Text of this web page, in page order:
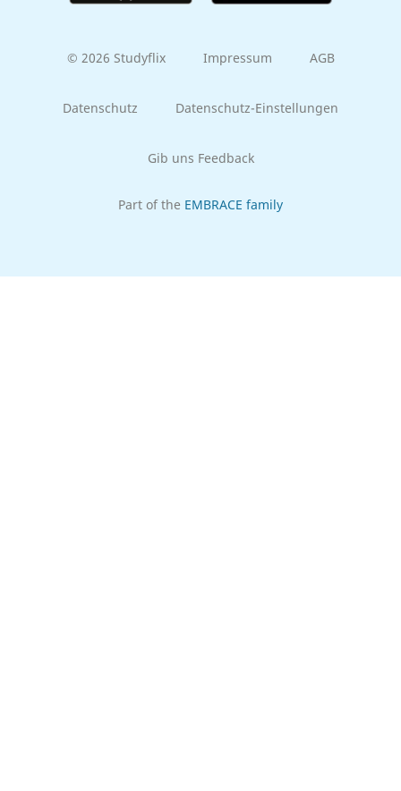
© 2026 Studyflix Impressum AGB
Datenschutz Datenschutz-Einstellungen
Gib uns Feedback
Part of the EMBRACE family